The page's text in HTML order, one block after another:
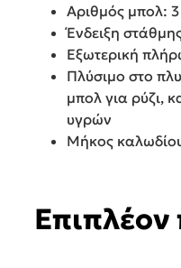
Αριθμός μπολ: 3
Ένδειξη
Εξωτερική
Πλύσιμο στο
μπολ για ρύζι,
υγρών
Μήκος